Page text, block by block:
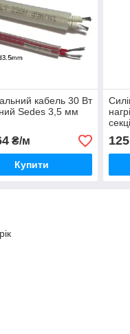
кабель 30 Вт
Sedes 3,5 мм
₴/м
Купити